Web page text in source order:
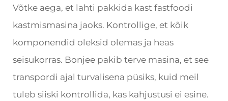
Võtke aega, et lahti pakkida kast fastfoodi
kastmismasina jaoks. Kontrollige, et kõik
komponendid oleksid olemas ja heas
seisukorras. Bonjee pakib terve masina, et see
transpordi ajal turvalisena püsiks, kuid meil
tuleb siiski kontrollida, kas kahjustusi ei esine.